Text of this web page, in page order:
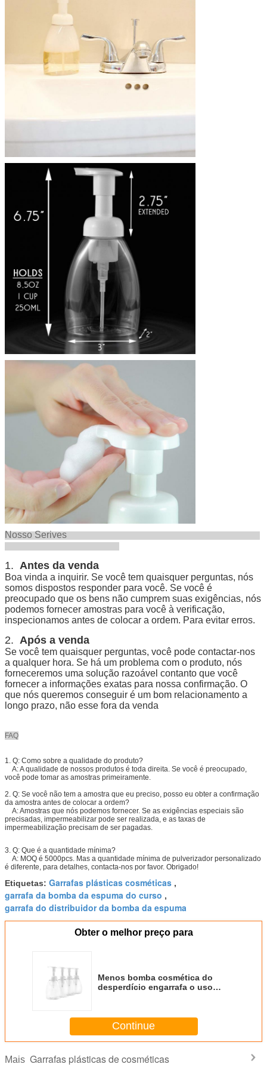
Nosso Serives
1. Antes da venda
Boa vinda a inquirir. Se você tem quaisquer perguntas, nós
somos dispostos responder para você. Se você é
preocupado que os bens não cumprem suas exigências, nós
podemos fornecer amostras para você à verificação,
inspecionamos antes de colocar a ordem. Para evitar erros.
2. Após a venda
Se você tem quaisquer perguntas, você pode contactar-nos
a qualquer hora. Se há um problema com o produto, nós
forneceremos uma solução razoável contanto que você
fornecer a informações exatas para nossa confirmação. O
que nós queremos conseguir é um bom relacionamento a
longo prazo, não esse fora da venda
FAQ
1. Q: Como sobre a qualidade do produto?
A: A qualidade de nossos produtos é toda direita. Se você é preocupado,
você pode tomar as amostras primeiramente.
2. Q: Se você não tem a amostra que eu preciso, posso eu obter a confirmação
da amostra antes de colocar a ordem?
A: Amostras que nós podemos fornecer. Se as exigências especiais são
precisadas, impermeabilizar pode ser realizada, e as taxas de
impermeabilização precisam de ser pagadas.
3. Q: Que é a quantidade mínima?
A: MOQ é 5000pcs. Mas a quantidade mínima de pulverizador personalizado
é diferente, para detalhes, contacta-nos por favor. Obrigado!
Etiquetas: Garrafas plásticas cosméticas ,
garrafa da bomba da espuma do curso ,
garrafa do distribuidor da bomba da espuma
Obter o melhor preço para
Menos bomba cosmética do
desperdício engarrafa o uso
Continue
Mais Garrafas plásticas de cosméticas